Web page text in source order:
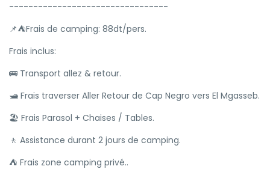
---------------------------------
📌⛺Frais de camping: 88dt/pers.
Frais inclus:
🚌 Transport allez & retour.
🛥 Frais traverser Aller Retour de Cap Negro vers El Mgasseb.
🏖 Frais Parasol + Chaises / Tables.
🚶 Assistance durant 2 jours de camping.
⛺ Frais zone camping privé..